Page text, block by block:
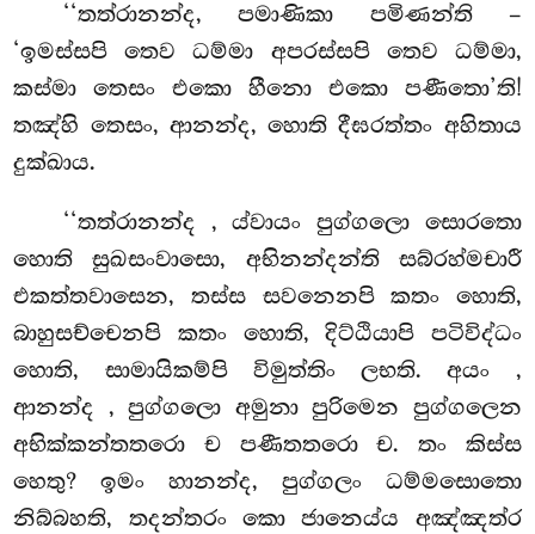
‘‘තත්රානන්ද, පමාණිකා පමිණන්ති –
‘ඉමස්සපි තෙව ධම්මා අපරස්සපි තෙව ධම්මා,
කස්මා තෙසං එකො හීනො එකො පණීතො’ති!
තඤ්හි තෙසං, ආනන්ද, හොති දීඝරත්තං අහිතාය
දුක්ඛාය.
‘‘තත්රානන්ද , ය්වායං පුග්ගලො සොරතො
හොති සුඛසංවාසො, අභිනන්දන්ති සබ්රහ්මචාරී
එකත්තවාසෙන, තස්ස සවනෙනපි කතං හොති,
බාහුසච්චෙනපි කතං හොති, දිට්ඨියාපි පටිවිද්ධං
හොති, සාමායිකම්පි විමුත්තිං ලභති. අයං ,
ආනන්ද , පුග්ගලො අමුනා පුරිමෙන පුග්ගලෙන
අභික්කන්තතරො ච පණීතතරො ච. තං කිස්ස
හෙතු? ඉමං හානන්ද, පුග්ගලං ධම්මසොතො
නිබ්බහති, තදන්තරං කො ජානෙය්ය අඤ්ඤත්ර